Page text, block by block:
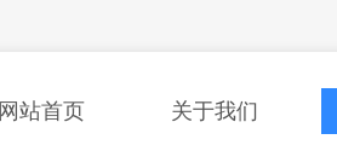
网站首页 关于我们